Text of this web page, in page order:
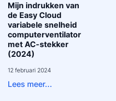
Mijn indrukken van
de Easy Cloud
variabele snelheid
computerventilator
met AC-stekker
(2024)
12 februari 2024
Lees meer...